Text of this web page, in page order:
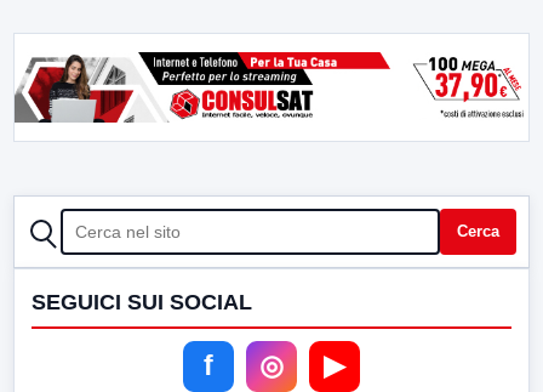
CERCA Cerca
SEGUICI SUI SOCIAL
f ◎ ▶